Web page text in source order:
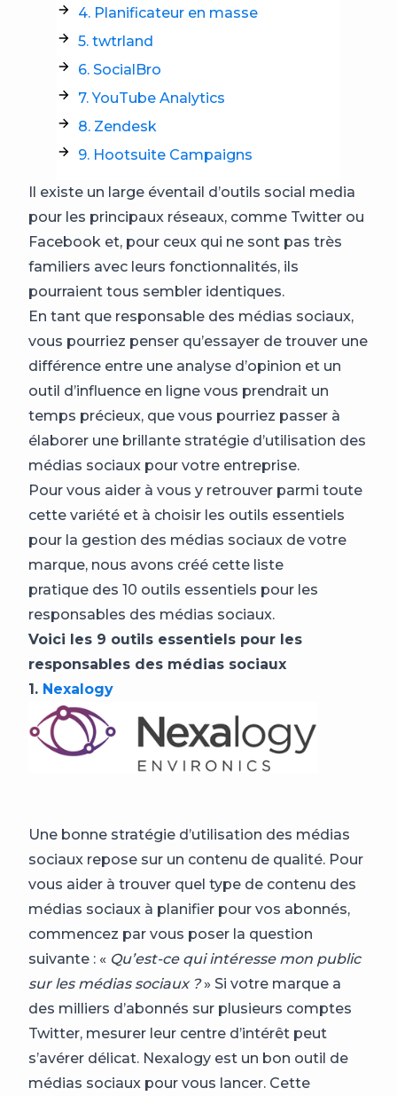
4. Planificateur en masse
5. twtrland
6. SocialBro
7. YouTube Analytics
8. Zendesk
9. Hootsuite Campaigns
Il existe un large éventail d’outils social media
pour les principaux réseaux, comme Twitter ou
Facebook et, pour ceux qui ne sont pas très
familiers avec leurs fonctionnalités, ils
pourraient tous sembler identiques.
En tant que responsable des médias sociaux,
vous pourriez penser qu’essayer de trouver une
différence entre une analyse d’opinion et un
outil d’influence en ligne vous prendrait un
temps précieux, que vous pourriez passer à
élaborer une brillante stratégie d’utilisation des
médias sociaux pour votre entreprise.
Pour vous aider à vous y retrouver parmi toute
cette variété et à choisir les outils essentiels
pour la gestion des médias sociaux de votre
marque, nous avons créé cette liste
pratique des 10 outils essentiels pour les
responsables des médias sociaux.
Voici les 9 outils essentiels pour les
responsables des médias sociaux
1. Nexalogy
Une bonne stratégie d’utilisation des médias
sociaux repose sur un contenu de qualité. Pour
vous aider à trouver quel type de contenu des
médias sociaux à planifier pour vos abonnés,
commencez par vous poser la question
suivante : « Qu’est-ce qui intéresse mon public
sur les médias sociaux ?» Si votre marque a
des milliers d’abonnés sur plusieurs comptes
Twitter, mesurer leur centre d’intérêt peut
s’avérer délicat. Nexalogy est un bon outil de
médias sociaux pour vous lancer. Cette